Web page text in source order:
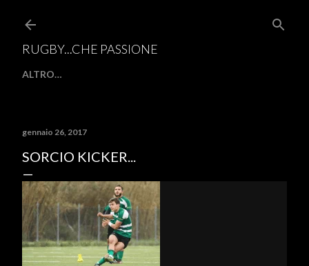
RUGBY...CHE PASSIONE
ALTRO…
gennaio 26, 2017
SORCIO KICKER...